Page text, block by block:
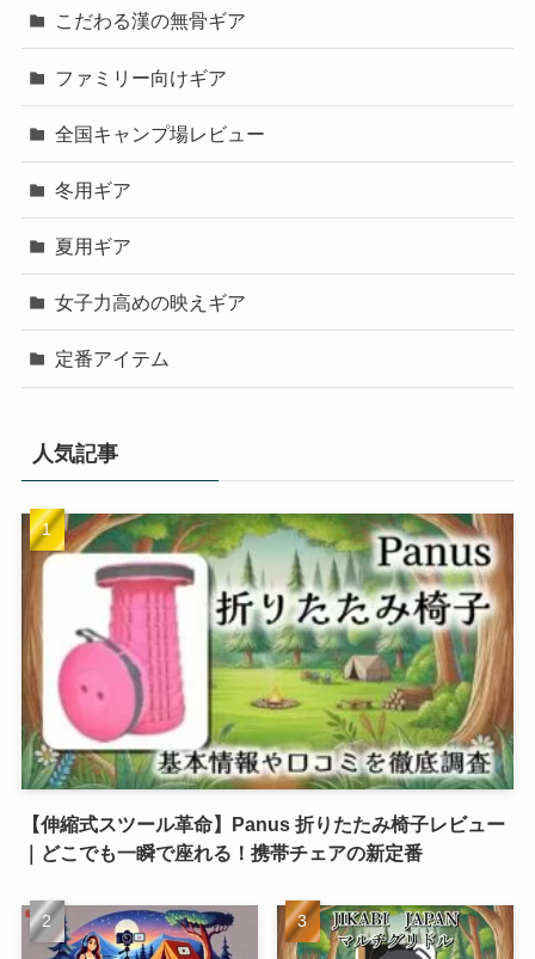
こだわる漢の無骨ギア
ファミリー向けギア
全国キャンプ場レビュー
冬用ギア
夏用ギア
女子力高めの映えギア
定番アイテム
人気記事
【伸縮式スツール革命】Panus 折りたたみ椅子レビュー
｜どこでも一瞬で座れる！携帯チェアの新定番